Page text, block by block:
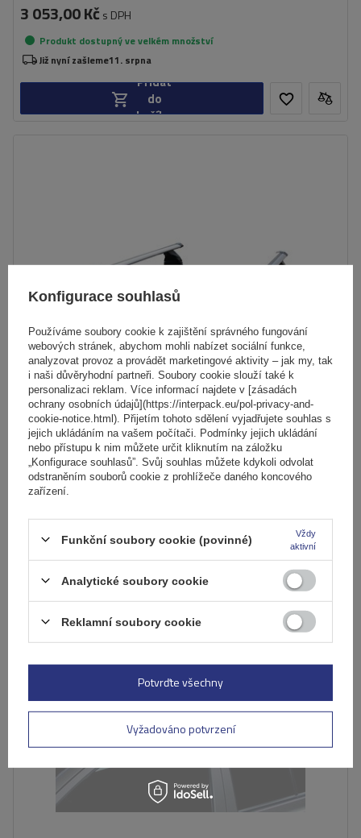
3 053,00 Kč s DPH
Produkt dostupný ve velkém množství
Již nyní zašleme11. srpna
Přidat
do
košíku
Hliníkový střešní nosič G3 Pacific Aero 64.230-68.080
5 093,00 Kčs DPH
Produkt dostupný ve velkém množství
Přidat
do
DOČASNĚ NEDOSTUPNÉ
Konfigurace souhlasů
Používáme soubory cookie k zajištění správného fungování
webových stránek, abychom mohli nabízet sociální funkce,
analyzovat provoz a provádět marketingové aktivity – jak my, tak
i naši důvěryhodní partneři. Soubory cookie slouží také k
personalizaci reklam. Více informací najdete v [zásadách
ochrany osobních údajů](https://interpack.eu/pol-privacy-and-
cookie-notice.html). Přijetím tohoto sdělení vyjadřujete souhlas s
jejich ukládáním na vašem počítači. Podmínky jejich ukládání
nebo přístupu k nim můžete určit kliknutím na záložku
„Konfigurace souhlasů”. Svůj souhlas můžete kdykoli odvolat
odstraněním souborů cookie z prohlížeče daného koncového
zařízení.
Funkční soubory cookie (povinné)
Vždy
aktivní
Analytické soubory cookie
Reklamní soubory cookie
Vyžadováno potvrzení
Potvrďte všechny